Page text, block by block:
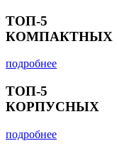
ТОП-5
КОМПАКТНЫХ
подробнее
ТОП-5
КОРПУСНЫХ
подробнее